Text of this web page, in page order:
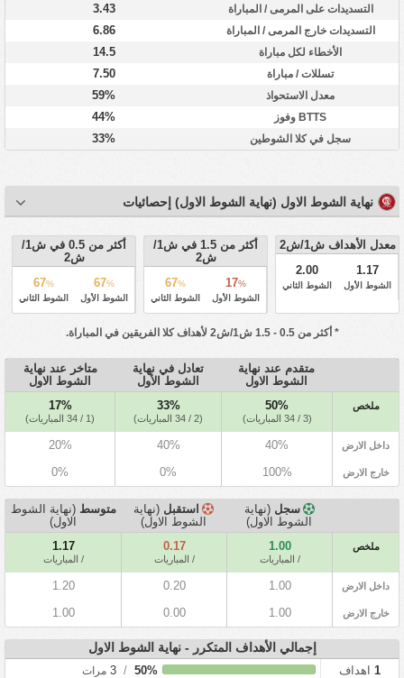
التسديدات على المرمى / المباراة 3.43
التسديدات خارج المرمى / المباراة 6.86
الأخطاء لكل مباراة 14.5
تسللات / مباراة 7.50
معدل الاستحواذ 59%
BTTS وفوز 44%
سجل في كلا الشوطين 33%
نهاية الشوط الاول (نهاية الشوط الاول) إحصائيات
معدل الأهداف ش1/ش2
1.17
الشوط الأول
2.00
الشوط الثاني
أكثر من 1.5 في ش1/
ش2
17%
الشوط الأول
67%
الشوط الثاني
أكثر من 0.5 في ش1/
ش2
67%
الشوط الأول
67%
الشوط الثاني
* أكثر من 0.5 - 1.5 ش1/ش2 لأهداف كلا الفريقين في المباراة.
متقدم عند نهاية
الشوط الاول
تعادل في نهاية
الشوط الأول
متاخر عند نهاية
الشوط الاول
ملخص 50%
(3 / 34 المباريات)
33%
(2 / 34 المباريات)
17%
(1 / 34 المباريات)
داخل الارض 40%
40%
20%
خارج الارض 100%
0%
0%
سجل (نهاية
الشوط الاول)
استقبل (نهاية
الشوط الاول)
متوسط (نهاية الشوط
الاول)
ملخص 1.00
/ المباريات
0.17
/ المباريات
1.17
/ المباريات
داخل الارض 1.00
0.20
1.20
خارج الارض 1.00
0.00
1.00
إجمالي الأهداف المتكرر - نهاية الشوط الاول
1 اهداف 50%
/
3 مرات